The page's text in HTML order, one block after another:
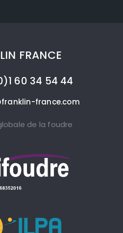
FRANCE
60 34 54 44
france.com
de la foudre